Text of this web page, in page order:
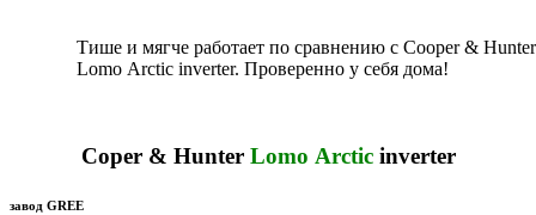
Тише и мягче работает по сравнению с Cooper & Hunter
Lomo Arctic inverter. Проверенно у себя дома!
Coper & HunterLomo Arcticinverter
завод GREE